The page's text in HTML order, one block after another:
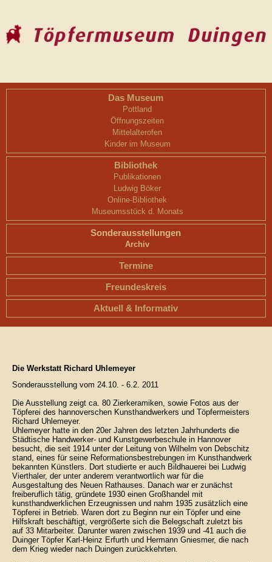
Das Museum
Pottland
Öffnungszeiten
Mittelalterofen
Kinder im Museum
Bibliothek
Publikationen
Ludwig Böker
Online-Bibliothek
Museumsstück d. Monats
Sonderausstellungen
Archiv
Termine
Freundeskreis
Aktuell & Informativ
Die Werkstatt Richard Uhlemeyer
Sonderausstellung vom 24.10. - 6.2. 2011
Die Ausstellung zeigt ca. 80 Zierkeramiken, sowie Fotos aus der
Töpferei des hannoverschen Kunsthandwerkers und Töpfermeisters
Richard Uhlemeyer.
Uhlemeyer hatte in den 20er Jahren des letzten Jahrhunderts die
Städtische Handwerker- und Kunstgewerbeschule in Hannover
besucht, die seit 1914 unter der Leitung von Wilhelm von Debschitz
stand, eines für seine Reformationsbestrebungen im Kunsthandwerk
bekannten Künstlers. Dort studierte er auch Bildhauerei bei Ludwig
Vierthaler, der unter anderem verantwortlich war für die
Ausgestaltung des Neuen Rathauses. Danach war er zunächst
freiberuflich tätig, gründete 1930 einen Großhandel mit
kunsthandwerklichen Erzeugnissen und nahm 1935 zusätzlich eine
Töpferei in Betrieb. Waren dort zu Beginn nur ein Töpfer und eine
Hilfskraft beschäftigt, vergrößerte sich die Belegschaft zuletzt bis
auf 33 Mitarbeiter. Darunter waren zwischen 1939 und -41 auch die
Duinger Töpfer Karl-Heinz Erfurth und Hermann Gniesmer, die nach
dem Krieg wieder nach Duingen zurückkehrten.